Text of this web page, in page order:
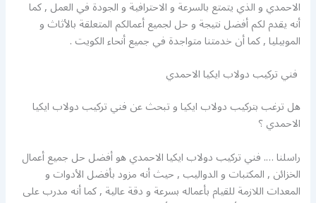
الاحمدي و الذي يتمتع بالسرعة و الاحترافية و الجودة في العمل , كما
أنه يقدم لكم أفضل نتيجة و حل لجميع أعمالكم المتعلقة بالأثاث و
الموبيليا , كما أن خدمتنا متواجدة في جميع أنحاء الكويت .
فني تركيب دولاب ايكيا الاحمدي
هل ترغب بتركيب دولاب ايكيا و تبحث عن فني تركيب دولاب ايكيا
الاحمدي ؟
راسلنا …. فني تركيب دولاب ايكيا الاحمدي هو أفضل حل جميع أعمال
الخزائن , المكتبات و الدواليب , حيث أنه مزود بأفضل الأدوات و
المعدات اللازمة للقيام بأعماله بسرعة و دقة عالية , كما أنه مدرب على